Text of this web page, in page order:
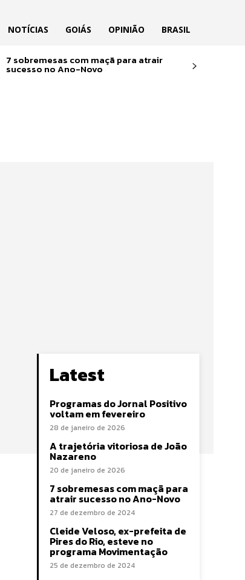
NOTÍCIAS GOIÁS OPINIÃO BRASIL
7 sobremesas com maçã para atrair
sucesso no Ano-Novo
Latest
Programas do Jornal Positivo
voltam em fevereiro
28 de janeiro de 2026
A trajetória vitoriosa de João
Nazareno
20 de janeiro de 2026
7 sobremesas com maçã para
atrair sucesso no Ano-Novo
27 de dezembro de 2024
Cleide Veloso, ex-prefeita de
Pires do Rio, esteve no
programa Movimentação
25 de dezembro de 2024